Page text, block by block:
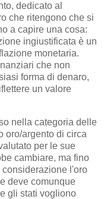
dedicato al
che ritengono che si
a capire una cosa:
ingiustificata è un
monetaria.
che non
forma di denaro,
un valore
nella categoria delle
oro/argento di circa
per le sue
cambiare, ma fino
l'oro
deve comunque
gli stati vogliono